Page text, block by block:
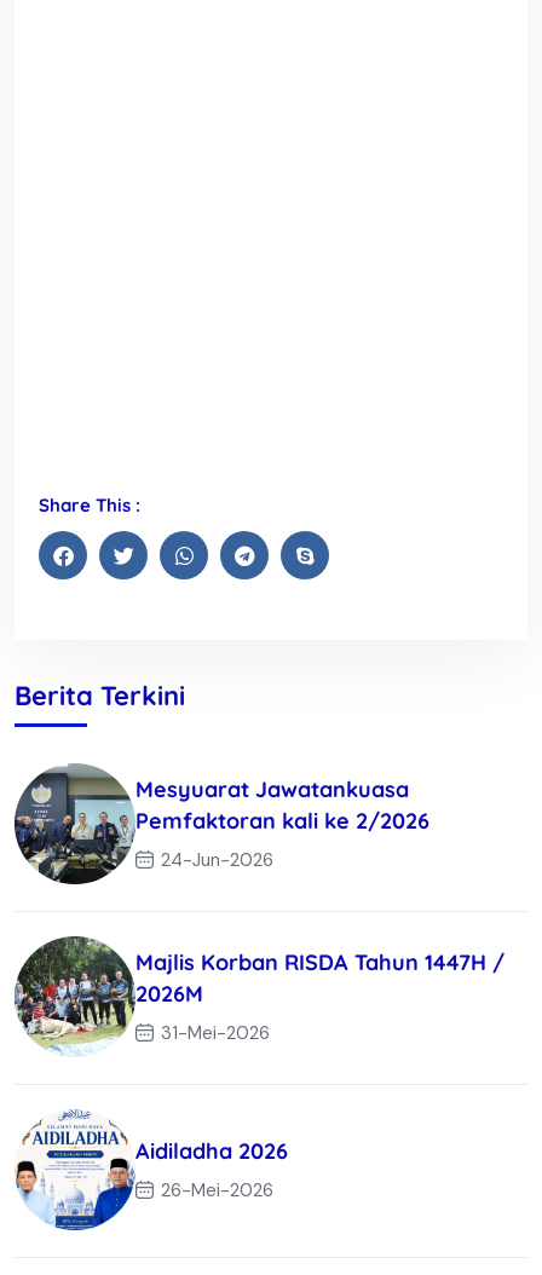
Share This :
Berita Terkini
Mesyuarat Jawatankuasa
Pemfaktoran kali ke 2/2026
24-Jun-2026
Majlis Korban RISDA Tahun 1447H /
2026M
31-Mei-2026
Aidiladha 2026
26-Mei-2026